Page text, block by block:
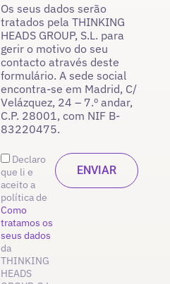
Os seus dados serão
tratados pela THINKING
HEADS GROUP, S.L. para
gerir o motivo do seu
contacto através deste
formulário. A sede social
encontra-se em Madrid, C/
Velázquez, 24 – 7.º andar,
C.P. 28001, com NIF B-
83220475.
Declaro
que li e
aceito a
política de
Como
tratamos os
seus dados
da
THINKING
HEADS